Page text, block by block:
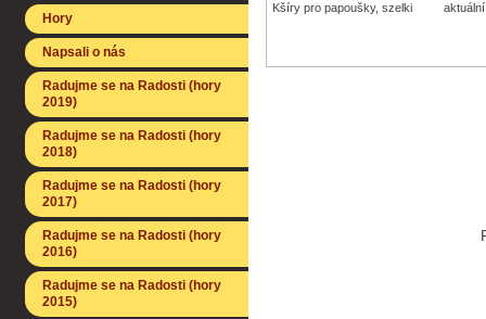
Kšíry pro papoušky, szelki
Hory
Napsali o nás
Radujme se na Radosti (hory
2019)
Radujme se na Radosti (hory
2018)
Radujme se na Radosti (hory
2017)
Radujme se na Radosti (hory
2016)
Radujme se na Radosti (hory
2015)